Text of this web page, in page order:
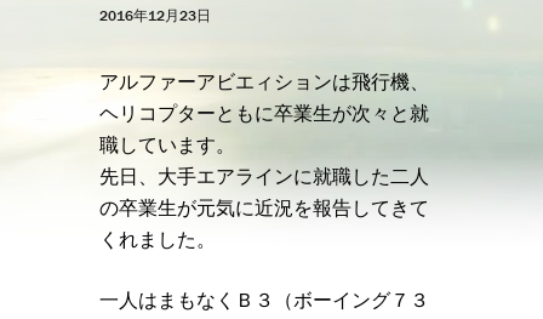
2016年12月23日
アルファーアビエィションは飛行機、
ヘリコプターともに卒業生が次々と就
職しています。
先日、大手エアラインに就職した二人
の卒業生が元気に近況を報告してきて
くれました。
一人はまもなくＢ３（ボーイング７３